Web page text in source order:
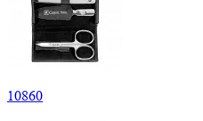
10860